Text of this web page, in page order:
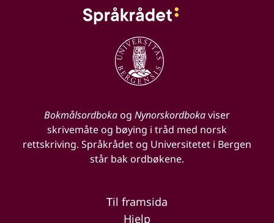
Bokmålsordbokaog Nynorskordbokaviser
skrivemåte og bøying i tråd med norsk
rettskriving. Språkrådet og Universitetet i Bergen
står bak ordbøkene.
Til framsida
Hjelp